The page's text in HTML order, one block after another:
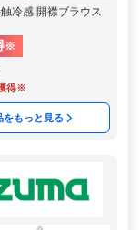
冷感 開襟ブラウス
※
得※
をもっと見る